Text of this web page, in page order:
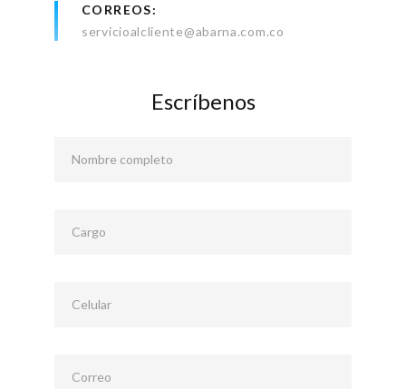
CORREOS
servicioalcliente@abarna.com.co
Escríbenos
Nombre completo
Cargo
Celular
Correo